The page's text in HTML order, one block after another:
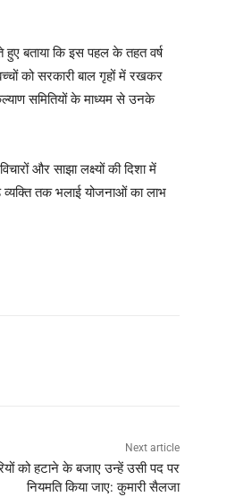
हुए बताया कि इस पहल के तहत वर्ष
को सरकारी बाल गृहों में रखकर
समितियों के माध्यम से उनके
और साझा लक्ष्यों की दिशा में
व्यक्ति तक भलाई योजनाओं का लाभ
Next article
को हटाने के बजाए उन्हें उसी पद पर
नियमति किया जाए: कुमारी सैलजा